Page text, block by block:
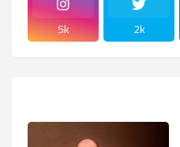
2k
5k